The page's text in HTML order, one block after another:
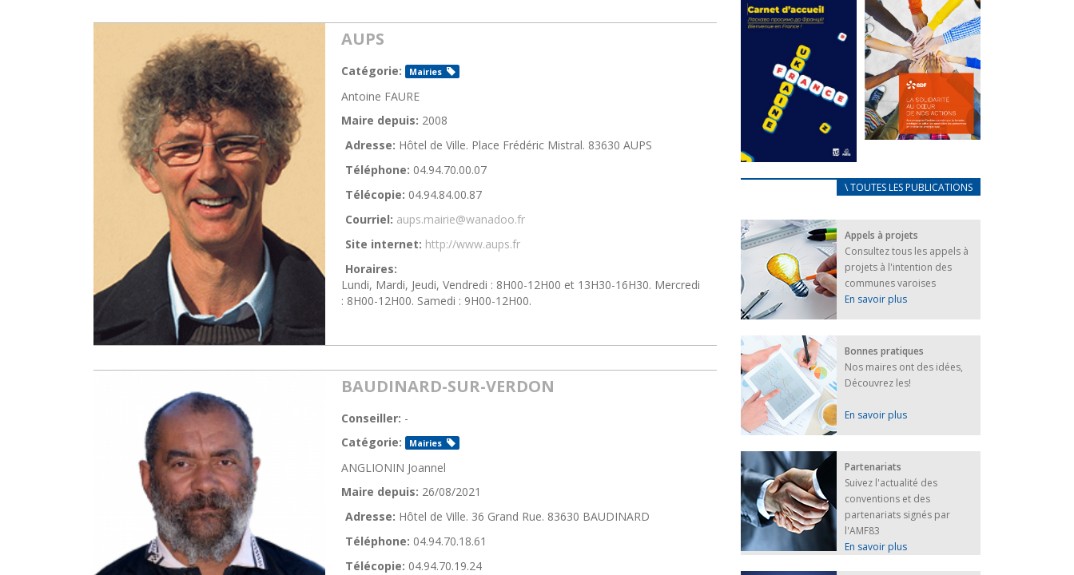
AUPS
Catégorie: Mairies
Antoine FAURE
Maire depuis: 2008
Adresse: Hôtel de Ville. Place Frédéric Mistral. 83630 AUPS
Téléphone: 04.94.70.00.07
Télécopie: 04.94.84.00.87
Courriel: aups.mairie@wanadoo.fr
Site internet: http://www.aups.fr
Horaires:
Lundi, Mardi, Jeudi, Vendredi : 8H00-12H00 et 13H30-16H30. Mercredi
: 8H00-12H00. Samedi : 9H00-12H00.
BAUDINARD-SUR-VERDON
Conseiller: -
Catégorie:
Mairies
ANGLIONIN Joannel
Maire depuis: 26/08/2021
Adresse: Hôtel de Ville. 36 Grand Rue. 83630 BAUDINARD
Téléphone: 04.94.70.18.61
Télécopie: 04.94.70.19.24
Statut de
l’élu local
Mise à jour avril
2024
FEUILLETER
des conflits
d’intérêts
18 septembre 2023
FEUILLETER
au coeur de
nos actions
FEUILLETER
FRANÇAIS/UKRAINIEN
25 avril 2022
Afin
d’accompagner
au mieux les
réfugiés
ukrainiens arrivés
en France,...
FEUILLETER
\ TOUTES LES PUBLICATIONS
Appels à projets
Consultez tous les appels à
projets à l'intention des
communes varoises
En savoir plus
Bonnes pratiques
Nos maires ont des idées,
Découvrez les!
En savoir plus
Partenariats
Suivez l'actualité des
conventions et des
partenariats signés par
l'AMF83
En savoir plus